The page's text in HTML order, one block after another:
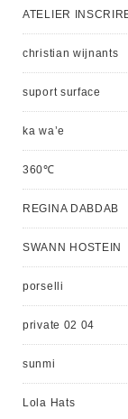
ATELIER
christian wijnants
suport surface
ka wa’e
360℃
REGINA DABDAB
SWANN HOSTEIN
porselli
private 02 04
sunmi
Lola Hats